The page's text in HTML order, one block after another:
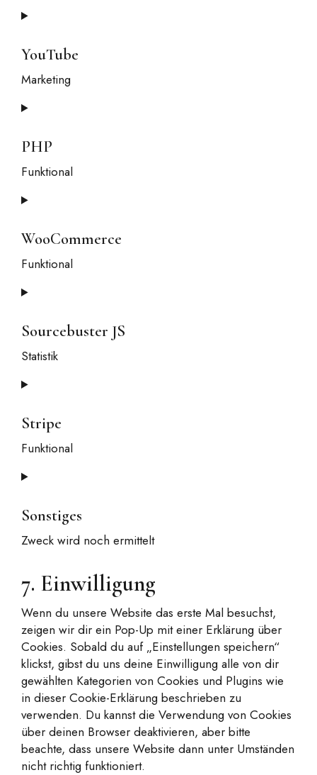
Consent
service
fonts
YouTube
Marketing
Consent
service
PHP
Funktional
Consent
service
WooCommerce
Funktional
Consent
service
Sourcebuster JS
Statistik
Consent
service
sourcebuster-
js
Stripe
Funktional
Consent
service
Sonstiges
Zweck wird noch ermittelt
to
service
sonstiges
7. Einwilligung
Wenn du unsere Website das erste Mal besuchst,
zeigen wir dir ein Pop-Up mit einer Erklärung über
Cookies. Sobald du auf „Einstellungen speichern“
klickst, gibst du uns deine Einwilligung alle von dir
gewählten Kategorien von Cookies und Plugins wie
in dieser Cookie-Erklärung beschrieben zu
verwenden. Du kannst die Verwendung von Cookies
über deinen Browser deaktivieren, aber bitte
beachte, dass unsere Website dann unter Umständen
nicht richtig funktioniert.